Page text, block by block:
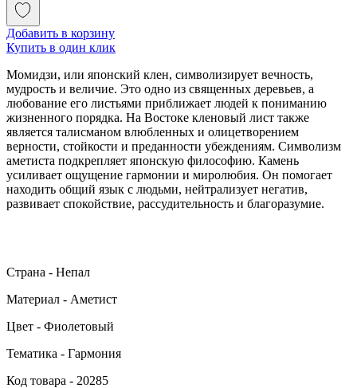
Добавить в корзину
Купить в один клик
Момидзи, или японский клен, символизирует вечность,
мудрость и величие. Это одно из священных деревьев, а
любование его листьями приближает людей к пониманию
жизненного порядка. На Востоке кленовый лист также
является талисманом влюбленных и олицетворением
верности, стойкости и преданности убеждениям. Символизм
аметиста подкрепляет японскую философию. Камень
усиливает ощущение гармонии и миролюбия. Он помогает
находить общий язык с людьми, нейтрализует негатив,
развивает спокойствие, рассудительность и благоразумие.
Страна - Непал
Материал - Аметист
Цвет - Фиолетовый
Тематика - Гармония
Код товара - 20285